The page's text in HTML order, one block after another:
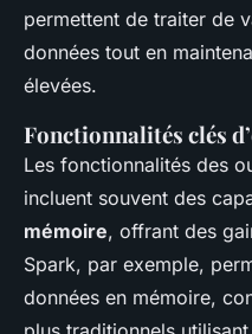
permettent de traiter de
données tout en
élevées.
Fonctionnalités clés
Les fonctionnalités des
incluent souvent des
mémoire, offrant des
Spark, par exemple,
données en mémoire,